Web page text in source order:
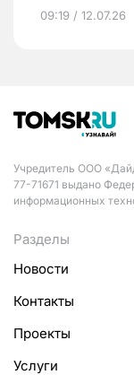
09:19 / 12.07.26
Учредитель ООО
77-71671 выдано
информационных
Разделы
Новости
Контакты
Проекты
Услуги